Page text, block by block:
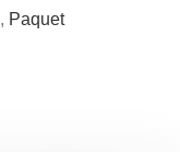
, Paquet